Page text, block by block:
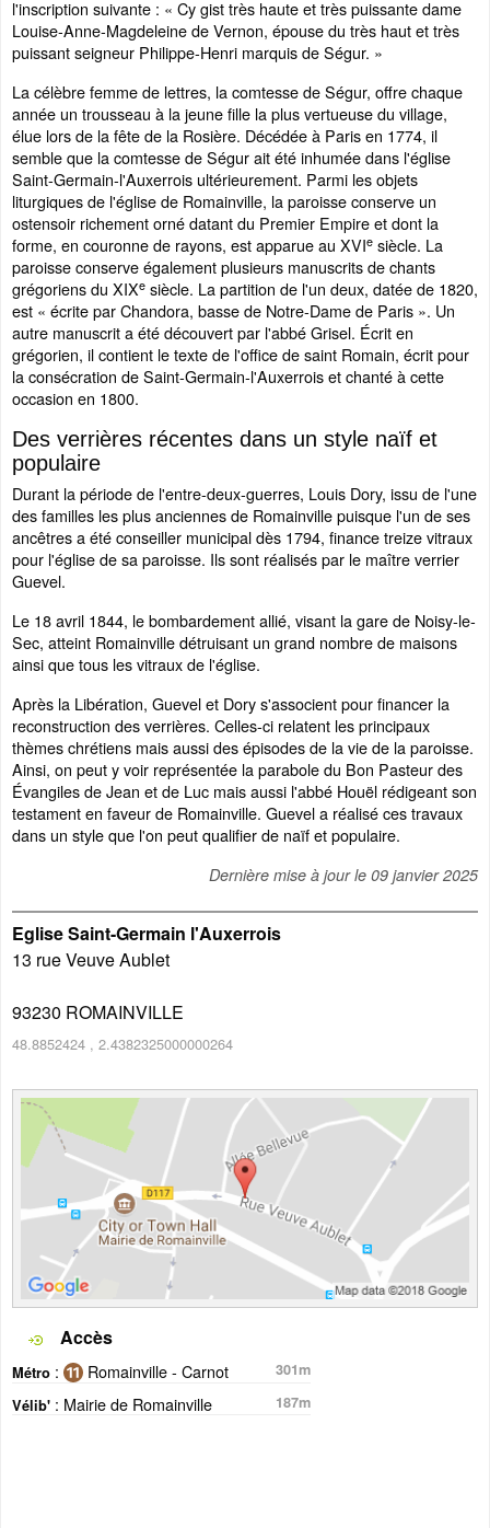
l'inscription suivante : « Cy gist très haute et très puissante dame
Louise-Anne-Magdeleine de Vernon, épouse du très haut et très
puissant seigneur Philippe-Henri marquis de Ségur. »
La célèbre femme de lettres, la comtesse de Ségur, offre chaque
année un trousseau à la jeune fille la plus vertueuse du village,
élue lors de la fête de la Rosière. Décédée à Paris en 1774, il
semble que la comtesse de Ségur ait été inhumée dans l'église
Saint-Germain-l'Auxerrois ultérieurement. Parmi les objets
liturgiques de l'église de Romainville, la paroisse conserve un
ostensoir richement orné datant du Premier Empire et dont la
forme, en couronne de rayons, est apparue au XVIe siècle. La
paroisse conserve également plusieurs manuscrits de chants
grégoriens du XIXe siècle. La partition de l'un deux, datée de 1820,
est « écrite par Chandora, basse de Notre-Dame de Paris ». Un
autre manuscrit a été découvert par l'abbé Grisel. Écrit en
grégorien, il contient le texte de l'office de saint Romain, écrit pour
la consécration de Saint-Germain-l'Auxerrois et chanté à cette
occasion en 1800.
Des verrières récentes dans un style naïf et
populaire
Durant la période de l'entre-deux-guerres, Louis Dory, issu de l'une
des familles les plus anciennes de Romainville puisque l'un de ses
ancêtres a été conseiller municipal dès 1794, finance treize vitraux
pour l'église de sa paroisse. Ils sont réalisés par le maître verrier
Guevel.
Le 18 avril 1844, le bombardement allié, visant la gare de Noisy-le-
Sec, atteint Romainville détruisant un grand nombre de maisons
ainsi que tous les vitraux de l'église.
Après la Libération, Guevel et Dory s'associent pour financer la
reconstruction des verrières. Celles-ci relatent les principaux
thèmes chrétiens mais aussi des épisodes de la vie de la paroisse.
Ainsi, on peut y voir représentée la parabole du Bon Pasteur des
Évangiles de Jean et de Luc mais aussi l'abbé Houël rédigeant son
testament en faveur de Romainville. Guevel a réalisé ces travaux
dans un style que l'on peut qualifier de naïf et populaire.
Dernière mise à jour le 09 janvier 2025
Eglise Saint-Germain l'Auxerrois
13 rue Veuve Aublet
93230 ROMAINVILLE
48.8852424 , 2.4382325000000264
Accès
Métro : Romainville - Carnot
301m
Vélib' : Mairie de Romainville 187m